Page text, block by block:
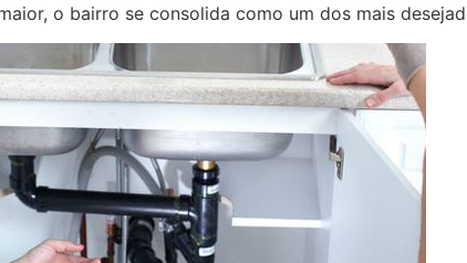
o bairro se consolida como um dos mais